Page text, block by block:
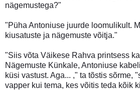
nägemustega?"
"Püha Antoniuse juurde loomulikult.
kiusatuste ja nägemuste võitja."
"Siis võta Väikese Rahva printsess
Nägemuste Künkale, Antoniuse
küsi vastust. Aga... ," ta tõstis sõrme,
vapper kui tema, kes võitis teda kõik